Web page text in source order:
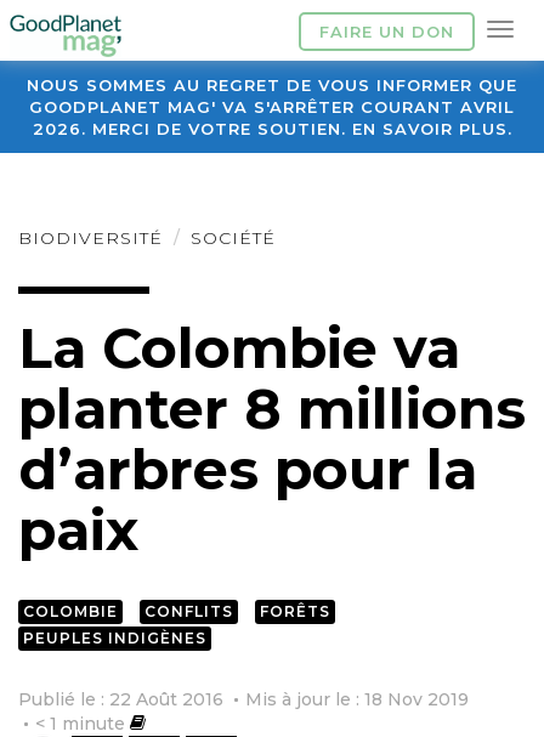
FAIRE UN DON
NOUS SOMMES AU REGRET DE VOUS INFORMER QUE
GOODPLANET MAG' VA S'ARRÊTER COURANT AVRIL
2026. MERCI DE VOTRE SOUTIEN. EN SAVOIR PLUS.
BIODIVERSITÉ SOCIÉTÉ
La Colombie va
planter 8 millions
d’arbres pour la
paix
COLOMBIE CONFLITS
FORÊTS
PEUPLES INDIGÈNES
Publié le : 22 Août 2016
Mis à jour le : 18 Nov 2019
< 1 minute